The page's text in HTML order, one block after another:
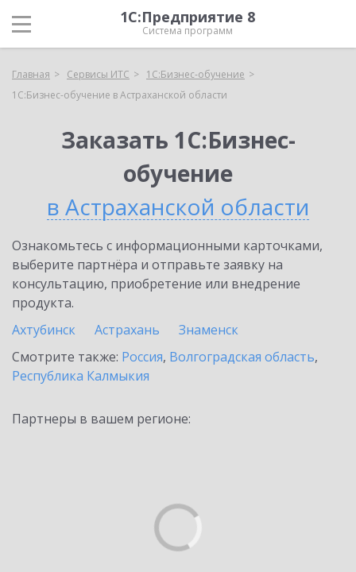
1С:Предприятие 8
Система программ
Главная Сервисы ИТС
1С:Бизнес-обучение
1С:Бизнес-обучение в Астраханской области
Заказать 1С:Бизнес-
обучение
в Астраханской области
Ознакомьтесь с информационными карточками,
выберите партнёра и отправьте заявку на
консультацию, приобретение или внедрение
продукта.
Ахтубинск
Астрахань
Знаменск
Смотрите также: Россия, Волгоградская область,
Республика Калмыкия
Партнеры в вашем регионе: